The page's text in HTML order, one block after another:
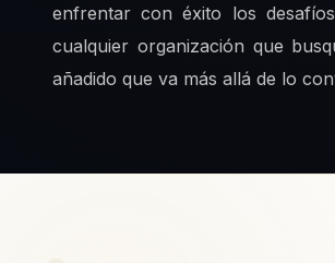
enfrentar con éxito los
cualquier organización que
añadido que va más allá de lo